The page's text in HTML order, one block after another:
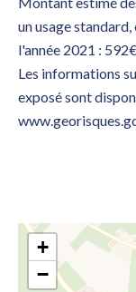
un usage
l'année 2021 :
Les informations
exposé sont
+
−